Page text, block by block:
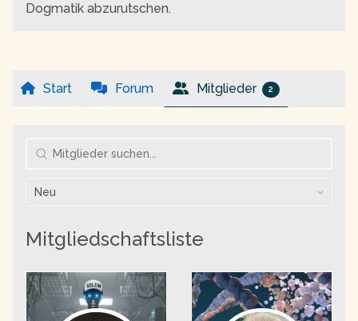
Dogmatik abzurutschen.
Start Forum Mitglieder 2
Mitglieder
nach:
Mitgliedschaftsliste